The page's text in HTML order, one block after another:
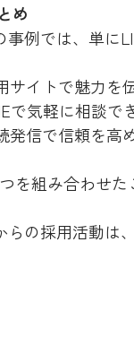
め
事例では、単に
サイトで魅力を
で気軽に相談で
発信で信頼を高
を組み合わせ
らの採用活動は、